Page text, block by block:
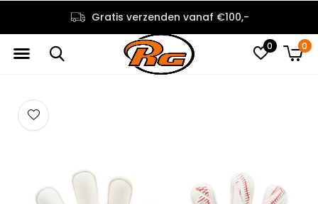
0 0
Gratis verzenden vanaf €100,-